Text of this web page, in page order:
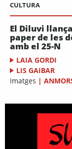
CULTURA
El Diluvi
paper de les
amb el 25-N
LAIA GORDI
LIS GAIBAR
Imatges |